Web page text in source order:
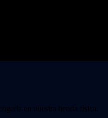
en nuestra tienda física.